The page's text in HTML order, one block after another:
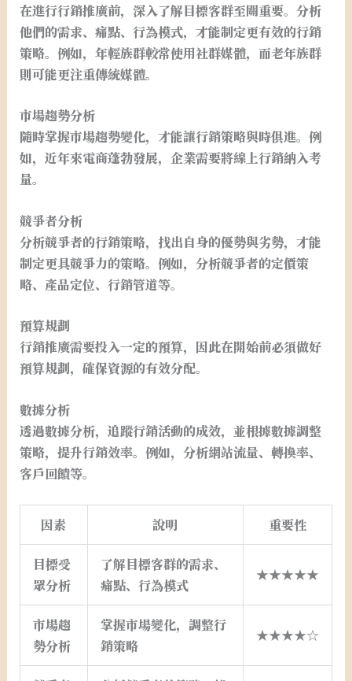
在進行行銷推廣前，深入了解目標客群至關重要。分析
他們的需求、痛點、行為模式，才能制定更有效的行銷
策略。例如，年輕族群較常使用社群媒體，而老年族群
則可能更注重傳統媒體。
市場趨勢分析
隨時掌握市場趨勢變化，才能讓行銷策略與時俱進。例
如，近年來電商蓬勃發展，企業需要將線上行銷納入考
量。
競爭者分析
分析競爭者的行銷策略，找出自身的優勢與劣勢，才能
制定更具競爭力的策略。例如，分析競爭者的定價策
略、產品定位、行銷管道等。
預算規劃
行銷推廣需要投入一定的預算，因此在開始前必須做好
預算規劃，確保資源的有效分配。
數據分析
透過數據分析，追蹤行銷活動的成效，並根據數據調整
策略，提升行銷效率。例如，分析網站流量、轉換率、
客戶回饋等。
因素 說明 重要性
目標受
眾分析
了解目標客群的需求、
痛點、行為模式
★★★★★
市場趨
勢分析
掌握市場變化，調整行
銷策略
★★★★☆